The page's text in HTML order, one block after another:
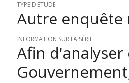
TYPE D'ÉTUDE
Autre enquête
INFORMATION SUR LA SÉRIE
Afin